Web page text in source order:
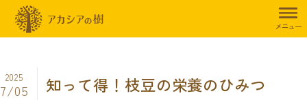
メニュー
トップページ 暮らしのお役立ち情報 知って得！枝豆
知って得！枝豆の栄養のひみつ
2025
7/05